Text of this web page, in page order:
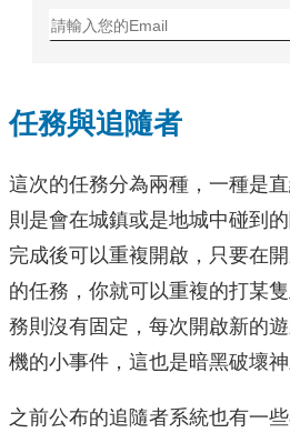
任務與追隨者
這次的任務分為兩種，一種是
則是會在城鎮或是地城中碰到
完成後可以重複開啟，只要在
的任務，你就可以重複的打某
務則沒有固定，每次開啟新的
機的小事件，這也是暗黑破壞神
之前公布的追隨者系統也有一